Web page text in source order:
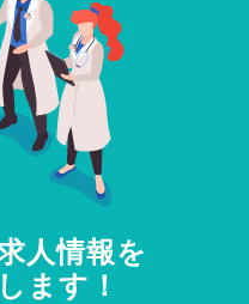
人情報を
ます！